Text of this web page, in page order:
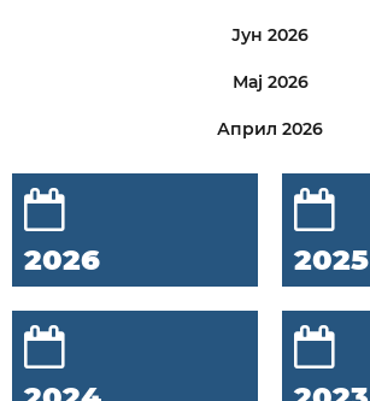
Јун 2026
Мај 2026
Април 2026
2026 2025